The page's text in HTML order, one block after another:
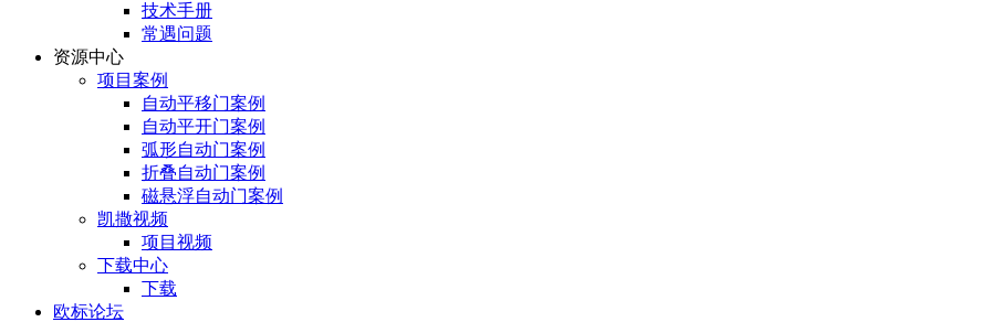
技术手册
常遇问题
资源中心
项目案例
自动平移门案例
自动平开门案例
弧形自动门案例
折叠自动门案例
磁悬浮自动门案例
凯撒视频
项目视频
下载中心
下载
欧标论坛